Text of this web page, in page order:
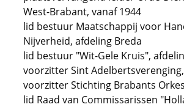
West-Brabant, vanaf 1944
lid bestuur Maatschappij voor
Nijverheid, afdeling Breda
lid bestuur "Wit-Gele Kruis",
voorzitter Sint
voorzitter Stichting Brabants
lid Raad van Commissarissen